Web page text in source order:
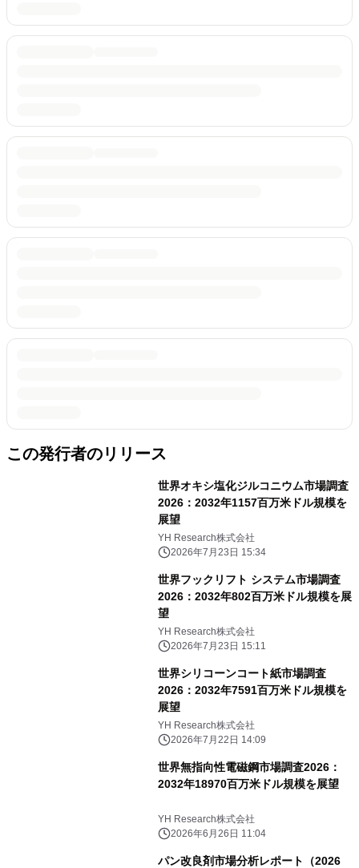
この発行者のリリース
世界オキシ塩化ジルコニウム市場調査
2026：2032年1157百万米ドル規模を
展望
YH Research株式会社
2026年7月23日 15:34
世界フックリフト システム市場調査
2026：2032年802百万米ドル規模を展
望
YH Research株式会社
2026年7月23日 15:11
世界シリコーンコート紙市場調査
2026：2032年7591百万米ドル規模を
展望
YH Research株式会社
2026年7月22日 14:09
世界無指向性電磁鋼市場調査2026：
2032年18970百万米ドル規模を展望
YH Research株式会社
2026年6月26日 11:04
パン改良剤市場分析レポート（2026